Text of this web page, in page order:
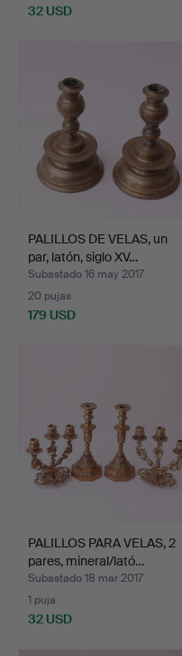
32 USD
PALILLOS DE VELAS, un
par, latón, siglo XV…
Subastado 16 may 2017
20 pujas
179 USD
PALILLOS PARA VELAS, 2
pares, mineral/lató…
Subastado 18 mar 2017
1 puja
32 USD